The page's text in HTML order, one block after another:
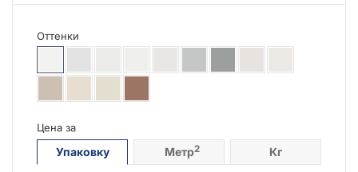
Оттенки
Цена за
Упаковку Метр2 Кг